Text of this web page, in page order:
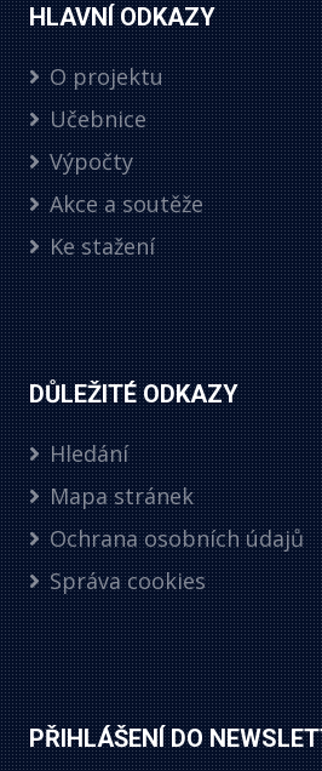
HLAVNÍ ODKAZY
O projektu
Učebnice
Výpočty
Akce a soutěže
Ke stažení
DŮLEŽITÉ ODKAZY
Hledání
Mapa stránek
Ochrana osobních údajů
Správa cookies
PŘIHLÁŠENÍ DO